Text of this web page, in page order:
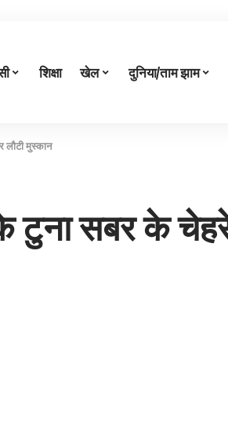
शिक्षा खेल दुनिया/ताम झाम
लौटी मुस्कान
टुना सबर के